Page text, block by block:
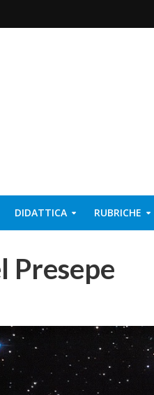
DIDATTICA RUBRICHE
Presepe